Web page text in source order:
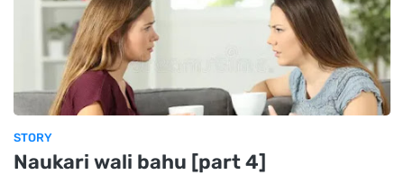
STORY
Naukari wali bahu [part 4]